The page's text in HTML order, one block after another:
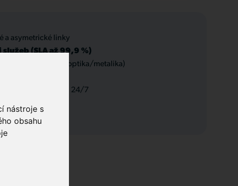
nástroje s
obsahu
a asymetrické linky
(SLA až 99,9 %)
datové rozvody (optika/metalika)
a servis, podpora 24/7